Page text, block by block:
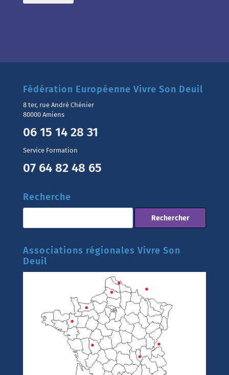
Fédération Européenne Vivre Son Deuil
8 ter, rue André Chénier
80000 Amiens
06 15 14 28 31
Service Formation
07 64 82 48 65
Recherche
Associations régionales Vivre Son
Deuil